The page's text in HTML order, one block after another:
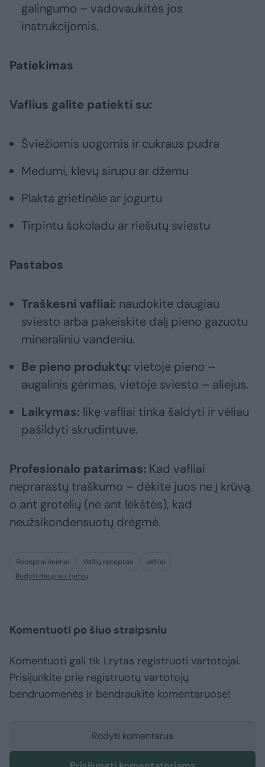
galingumo – vadovaukitės jos
instrukcijomis.
Patiekimas
Vaflius galite patiekti su:
Šviežiomis uogomis ir cukraus pudra
Medumi, klevų sirupu ar džemu
Plakta grietinėle ar jogurtu
Tirpintu šokoladu ar riešutų sviestu
Pastabos
Traškesni vafliai: naudokite daugiau
sviesto arba pakeiskite dalį pieno gazuotu
mineraliniu vandeniu.
Be pieno produktų: vietoje pieno –
augalinis gėrimas, vietoje sviesto – aliejus.
Laikymas: likę vafliai tinka šaldyti ir vėliau
pašildyti skrudintuve.
Profesionalo patarimas: Kad vafliai
neprarastų traškumo – dėkite juos ne į krūvą,
o ant grotelių (ne ant lėkštės), kad
neužsikondensuotų drėgmė.
Receptai šeimai Vaflių receptas
vafliai
Rodyti daugiau žymių
Komentuoti po šiuo straipsniu
Komentuoti gali tik Lrytas registruoti vartotojai.
Prisijunkite prie registruotų vartotojų
bendruomenės ir bendraukite komentaruose!
Rodyti komentarus